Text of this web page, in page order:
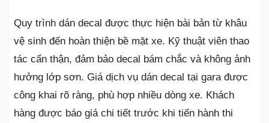
Quy trình dán decal được thực hiện bài bản từ khâu
vệ sinh đến hoàn thiện bề mặt xe. Kỹ thuật viên thao
tác cẩn thận, đảm bảo decal bám chắc và không ảnh
hưởng lớp sơn. Giá dịch vụ dán decal tại gara được
công khai rõ ràng, phù hợp nhiều dòng xe. Khách
hàng được báo giá chi tiết trước khi tiến hành thi